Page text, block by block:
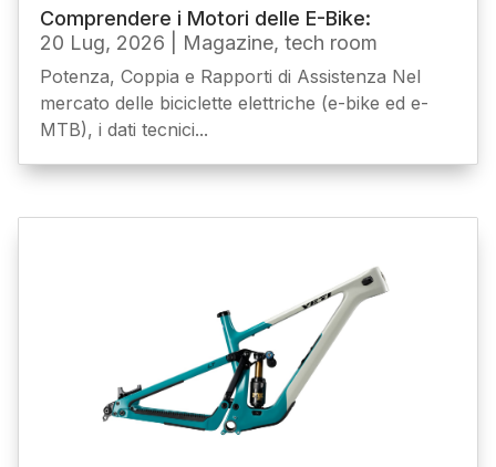
Comprendere i Motori delle E-Bike:
20 Lug, 2026
Magazine,tech room
Potenza, Coppia e Rapporti di Assistenza Nel
mercato delle biciclette elettriche (e-bike ed e-
MTB), i dati tecnici...